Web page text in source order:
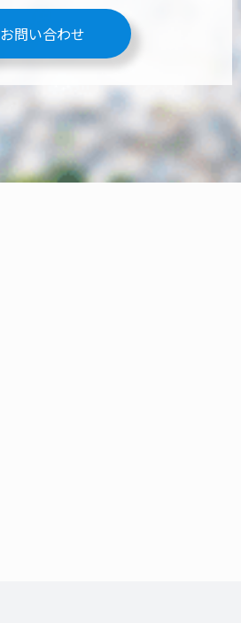
お問い合わせ